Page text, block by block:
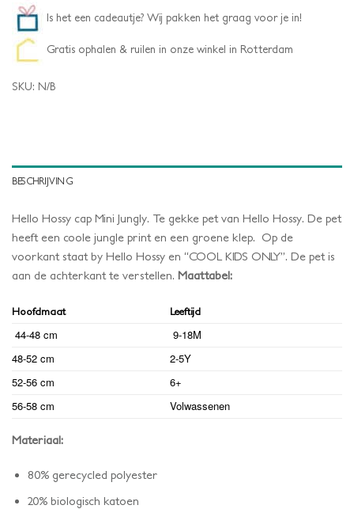
Is het een cadeautje? Wij pakken het graag voor je in!
Gratis ophalen & ruilen in onze winkel in Rotterdam
SKU: N/B
BESCHRIJVING
Hello Hossy cap Mini Jungly. Te gekke pet van Hello Hossy. De pet
heeft een coole jungle print en een groene klep. Op de
voorkant staat by Hello Hossy en “COOL KIDS ONLY”. De pet is
aan de achterkant te verstellen. Maattabel:
Hoofdmaat Leeftijd
44-48 cm
9-18M
48-52 cm
2-5Y
52-56 cm
6+
56-58 cm
Volwassenen
Materiaal:
80% gerecycled polyester
20% biologisch katoen